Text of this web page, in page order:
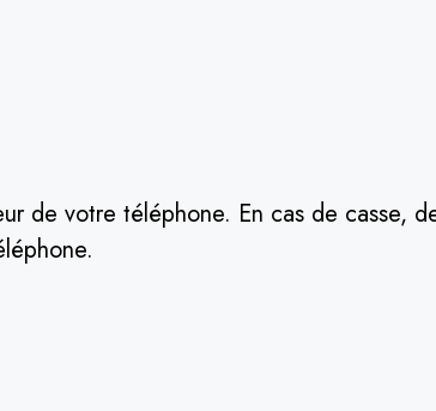
de votre téléphone. En cas de casse,